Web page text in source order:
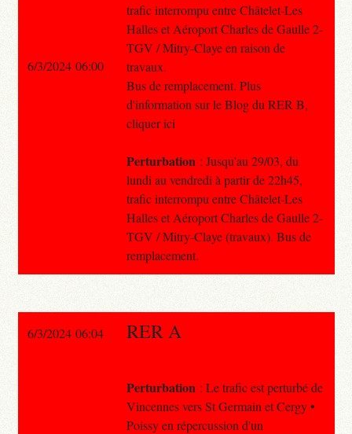
trafic interrompu entre Châtelet-Les
Halles et Aéroport Charles de Gaulle 2-
TGV / Mitry-Claye en raison de
travaux.
Bus de remplacement. Plus
d'information sur le Blog du RER B,
cliquer ici
Perturbation : Jusqu'au 29/03, du
lundi au vendredi à partir de 22h45,
trafic interrompu entre Châtelet-Les
Halles et Aéroport Charles de Gaulle 2-
TGV / Mitry-Claye (travaux). Bus de
remplacement.
6/3/2024 06:00
6/3/2024 06:04 RER A
Perturbation : Le trafic est perturbé de
Vincennes vers St Germain et Cergy •
Poissy en répercussion d'un